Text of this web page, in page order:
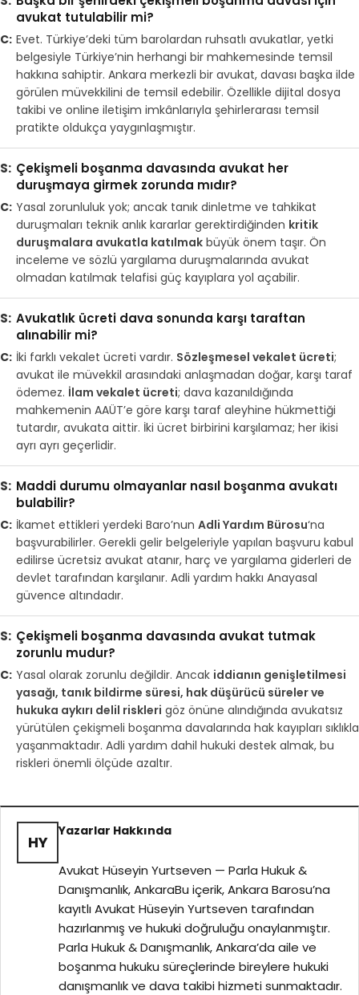
avukat tutulabilir mi?
Evet. Türkiye’deki tüm barolardan ruhsatlı avukatlar, yetki
belgesiyle Türkiye’nin herhangi bir mahkemesinde temsil
hakkına sahiptir. Ankara merkezli bir avukat, davası başka ilde
görülen müvekkilini de temsil edebilir. Özellikle dijital dosya
takibi ve online iletişim imkânlarıyla şehirlerarası temsil
pratikte oldukça yaygınlaşmıştır.
Çekişmeli boşanma davasında avukat her
duruşmaya girmek zorunda mıdır?
Yasal zorunluluk yok; ancak tanık dinletme ve tahkikat
duruşmaları teknik anlık kararlar gerektirdiğinden kritik
duruşmalara avukatla katılmak büyük önem taşır. Ön
inceleme ve sözlü yargılama duruşmalarında avukat
olmadan katılmak telafisi güç kayıplara yol açabilir.
Avukatlık ücreti dava sonunda karşı taraftan
alınabilir mi?
İki farklı vekalet ücreti vardır. Sözleşmesel vekalet ücreti;
avukat ile müvekkil arasındaki anlaşmadan doğar, karşı taraf
ödemez. İlam vekalet ücreti; dava kazanıldığında
mahkemenin AAÜT’e göre karşı taraf aleyhine hükmettiği
tutardır, avukata aittir. İki ücret birbirini karşılamaz; her ikisi
ayrı ayrı geçerlidir.
Maddi durumu olmayanlar nasıl boşanma avukatı
bulabilir?
İkamet ettikleri yerdeki Baro’nun Adli Yardım Bürosu‘na
başvurabilirler. Gerekli gelir belgeleriyle yapılan başvuru kabul
edilirse ücretsiz avukat atanır, harç ve yargılama giderleri de
devlet tarafından karşılanır. Adli yardım hakkı Anayasal
güvence altındadır.
Çekişmeli boşanma davasında avukat tutmak
zorunlu mudur?
Yasal olarak zorunlu değildir. Ancak iddianın genişletilmesi
yasağı, tanık bildirme süresi, hak düşürücü süreler ve
hukuka aykırı delil riskleri göz önüne alındığında avukatsız
yürütülen çekişmeli boşanma davalarında hak kayıpları sıklıkla
yaşanmaktadır. Adli yardım dahil hukuki destek almak, bu
riskleri önemli ölçüde azaltır.
HY
Yazarlar Hakkında
Avukat Hüseyin Yurtseven — Parla Hukuk &
Danışmanlık, AnkaraBu içerik, Ankara Barosu’na
kayıtlı Avukat Hüseyin Yurtseven tarafından
hazırlanmış ve hukuki doğruluğu onaylanmıştır.
Parla Hukuk & Danışmanlık, Ankara’da aile ve
boşanma hukuku süreçlerinde bireylere hukuki
danışmanlık ve dava takibi hizmeti sunmaktadır.